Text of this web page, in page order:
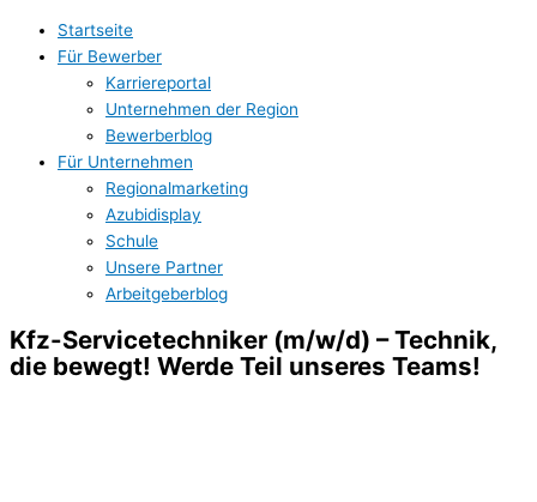
Inhalt
springen
Startseite
Für Bewerber
Karriereportal
Unternehmen der Region
Bewerberblog
Für Unternehmen
Regionalmarketing
Azubidisplay
Schule
Unsere Partner
Arbeitgeberblog
Kfz-Servicetechniker (m/w/d) – Technik,
die bewegt! Werde Teil unseres Teams!